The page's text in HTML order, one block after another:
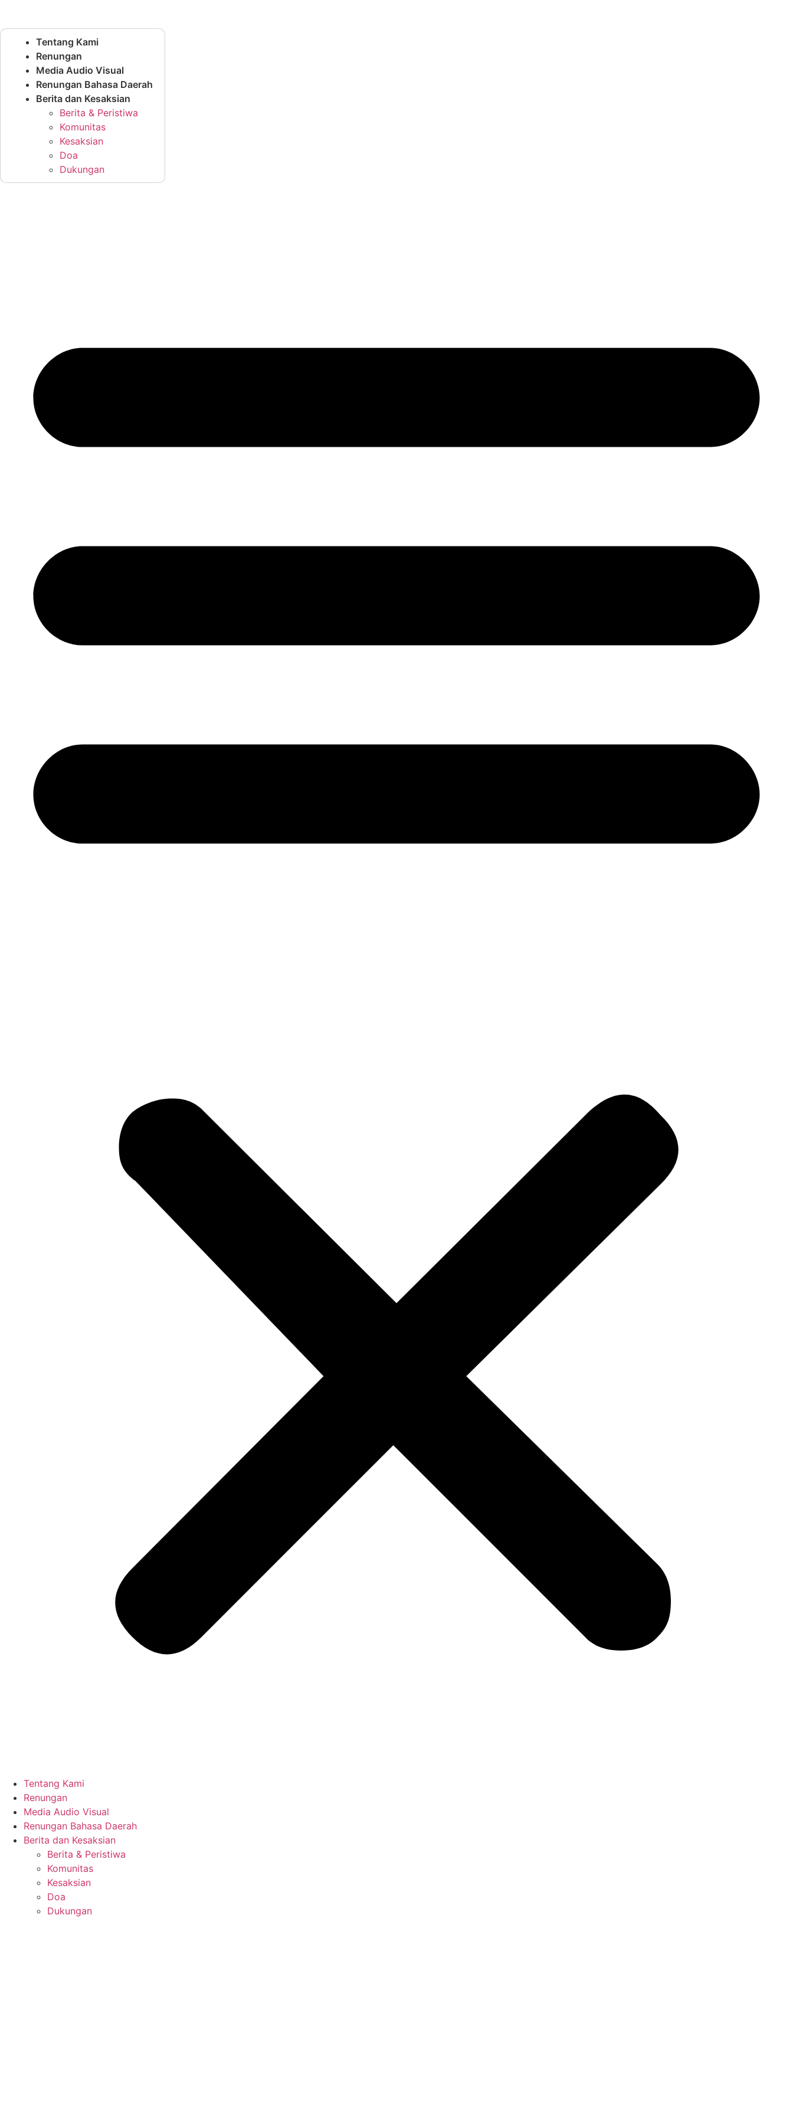
Tentang Kami
Renungan
Media Audio Visual
Renungan Bahasa Daerah
Berita dan Kesaksian
Berita & Peristiwa
Komunitas
Kesaksian
Doa
Dukungan
Tentang Kami
Renungan
Media Audio Visual
Renungan Bahasa Daerah
Berita dan Kesaksian
Berita & Peristiwa
Komunitas
Kesaksian
Doa
Dukungan